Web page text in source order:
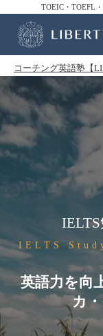
TOEIC・TOEFL
コーチング英語塾【
IELTS
英語力を向
カ